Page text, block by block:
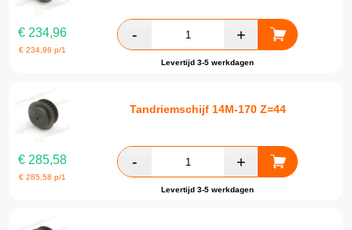
€ 234,96
€234,96 p/1
Levertijd 3-5 werkdagen
Tandriemschijf 14M-170 Z=44
€ 285,58
€285,58 p/1
Levertijd 3-5 werkdagen